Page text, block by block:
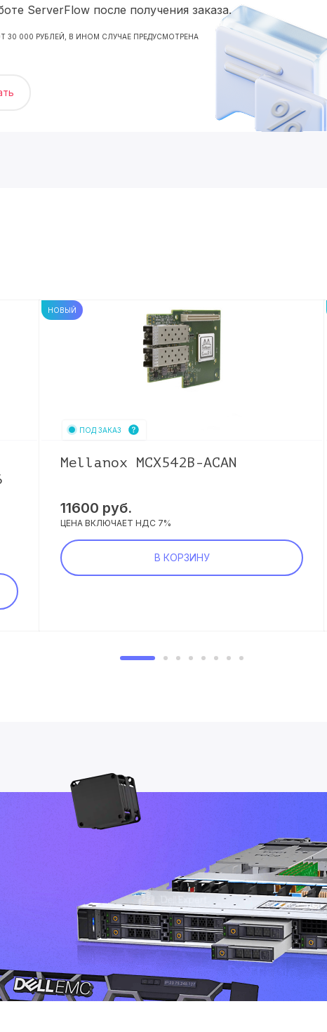
ServerFlow после получения заказа.
30 000 РУБЛЕЙ, В ИНОМ СЛУЧАЕ ПРЕДУСМОТРЕНА
НОВЫЙ
ПОД ЗАКАЗ
Mellanox MCX542B-ACAN
11600 руб.
ЦЕНА ВКЛЮЧАЕТ НДС 7%
В КОРЗИНУ